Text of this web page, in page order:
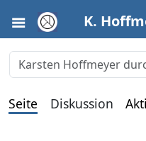
K.
Seite Diskussion